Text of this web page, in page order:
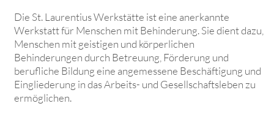
Die St. Laurentius Werkstätte ist eine anerkannte
Werkstatt für Menschen mit Behinderung. Sie dient dazu,
Menschen mit geistigen und körperlichen
Behinderungen durch Betreuung, Förderung und
berufliche Bildung eine angemessene Beschäftigung und
Eingliederung in das Arbeits- und Gesellschaftsleben zu
ermöglichen.